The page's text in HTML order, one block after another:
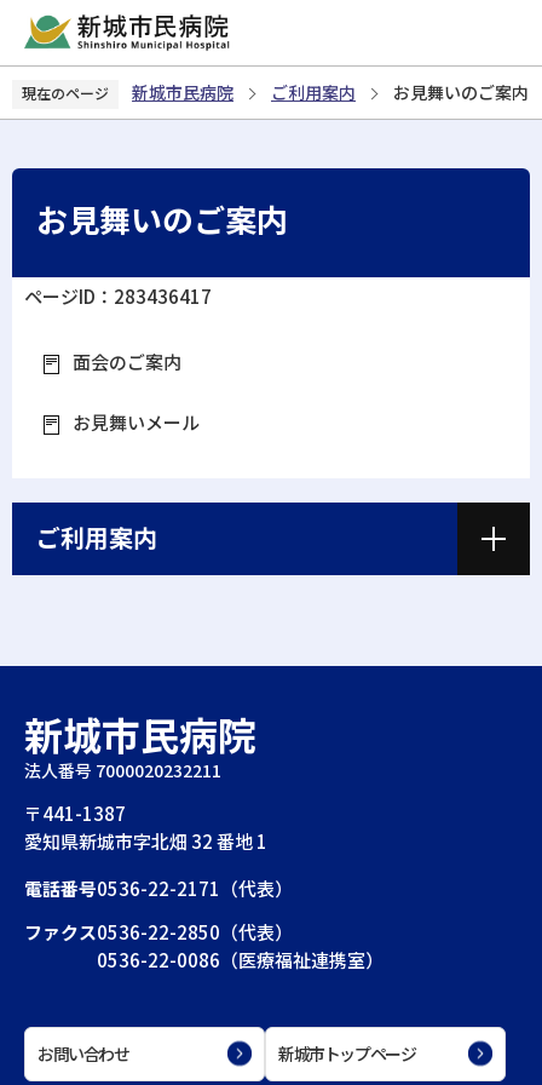
の
現在のページ 新城市民病院 ご利用案内 お見舞いのご案内
お見舞いのご案内
ページID：283436417
面会のご案内
お見舞いメール
ご利用案内
新城市民病院
法人番号 7000020232211
〒441-1387
愛知県新城市字北畑 32 番地 1
電話番号0536-22-2171（代表）
ファクス0536-22-2850（代表）
0536-22-0086（医療福祉連携室）
お問い合わせ 新城市トップページ